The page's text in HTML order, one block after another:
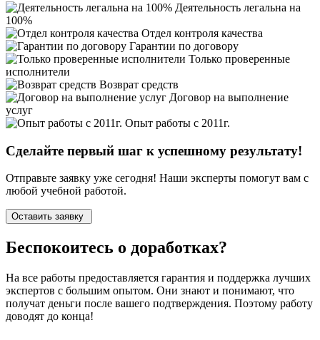
Деятельность легальна на
100%
Отдел контроля качества
Гарантии по договору
Только проверенные
исполнители
Возврат средств
Договор на выполнение
услуг
Опыт работы с 2011г.
Сделайте первый шаг к успешному результату!
Отправьте заявку уже сегодня! Наши эксперты помогут вам с
любой учебной работой.
Оставить заявку
Беспокоитесь о доработках?
На все работы предоставляется гарантия и поддержка лучших
экспертов с большим опытом. Они знают и понимают, что
получат деньги после вашего подтверждения. Поэтому работу
доводят до конца!